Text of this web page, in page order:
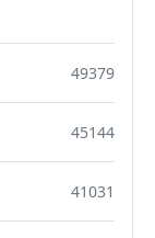
49379
45144
41031